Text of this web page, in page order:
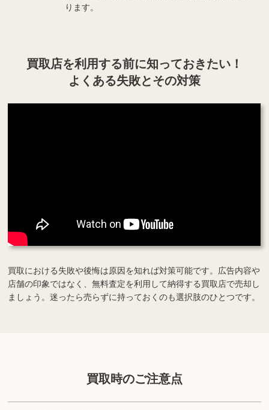
ります。
買取店を利用する前に知っておきたい！
よくある失敗とその対策
買取における失敗や後悔は原因を知れば対策可能です。広告内容や
店舗の印象ではなく、無料査定を利用して納得する買取店で売却し
ましょう。迷ったら売らずに持っておくのも選択肢のひとつです。
買取時のご注意点